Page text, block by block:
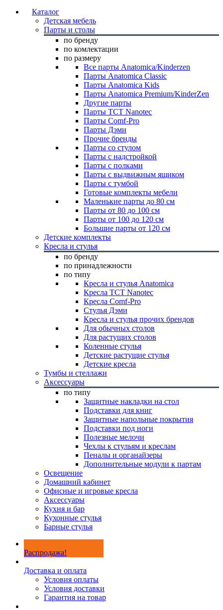
Каталог
Детская мебель
Парты и столы
по бренду
по комлектации
по размеру
Все парты Anatomica/Kinderzen
Парты Anatomica Classic
Парты Anatomica Kids
Парты Anatomica Premium/KinderZen
Другие парты
Парты TCT Nanotec
Парты Comf-Pro
Парты Дэми
Прочие бренды
Парты со стулом
Парты с надстройкой
Парты с полками
Парты с выдвижным ящиком
Парты с тумбой
Готовые комплекты мебели
Маленькие парты до 80 см
Парты от 80 до 100 см
Парты от 100 до 120 см
Большие парты от 120 см
Детские комплекты
Кресла и стулья
по бренду
по принадлежности
по типу
Кресла и стулья Anatomica
Кресла TCT Nanotec
Кресла Comf-Pro
Стулья Дэми
Кресла и стулья прочих брендов
Для обычных столов
Для растущих столов
Коленные стулья
Детские растущие стулья
Детские кресла
Тумбы и стеллажи
Аксессуары
по типу
Защитные накладки на стол
Подставки для книг
Защитные напольные покрытия
Подставки под ноги
Полезные мелочи
Чехлы к стульям и креслам
Пеналы и органайзеры
Дополнительные модули к партам
Освещение
Домашний кабинет
Офисные и игровые кресла
Аксессуары
Кухня и бар
Кухонные стулья
Барные стулья
Распродажа!
Доставка и оплата
Условия оплаты
Условия доставки
Гарантия на товар